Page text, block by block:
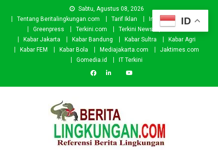
Sabtu, Agustus 08, 2026
Tentang Beritalingkungan.com
Tarif Iklan Investor
Donasi
Greenpress
Terkini.com Terkini News
Kabar.id
Kabar Jakarta
Kabar Bandung Kabar Sultra
Kabar Agri
Kabar FEM
Kabar Bola Mediajakarta.com
Jaktimes.com
Gomedia.id
IT Terkini
ID